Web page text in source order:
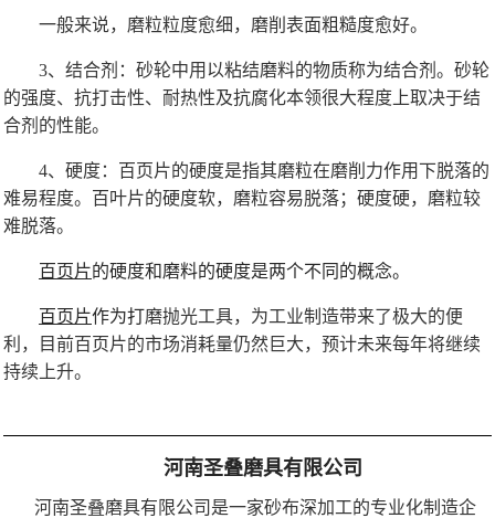
一般来说，磨粒粒度愈细，磨削表面粗糙度愈好。
3、结合剂：砂轮中用以粘结磨料的物质称为结合剂。砂轮
的强度、抗打击性、耐热性及抗腐化本领很大程度上取决于结
合剂的性能。
4、硬度：百页片的硬度是指其磨粒在磨削力作用下脱落的
难易程度。百叶片的硬度软，磨粒容易脱落；硬度硬，磨粒较
难脱落。
百页片的硬度和磨料的硬度是两个不同的概念。
百页片作为打磨抛光工具，为工业制造带来了极大的便
利，目前百页片的市场消耗量仍然巨大，预计未来每年将继续
持续上升。
河南圣叠磨具有限公司
河南圣叠磨具有限公司是一家砂布深加工的专业化制造企